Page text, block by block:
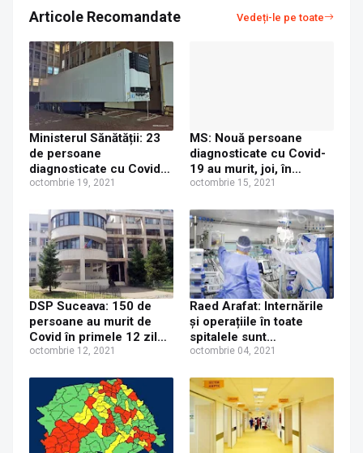
Articole Recomandate Vedeți-le pe toate
Ministerul Sănătății: 23
de persoane
diagnosticate cu Covid-
19 au murit, luni, în
octombrie 19, 2021
MS: Nouă persoane
diagnosticate cu Covid-
19 au murit, joi, în
județul Suceava
octombrie 15, 2021
DSP Suceava: 150 de
persoane au murit de
Covid în primele 12 zile
din luna octombrie, în
octombrie 12, 2021
Raed Arafat: Internările
și operațiile în toate
spitalele sunt
suspendate pentru 30 de
aplică urgenţelor,
femeilor însărcinate,
pacienţilor oncologici
sau celor care trebuie să
facă dializă
octombrie 04, 2021